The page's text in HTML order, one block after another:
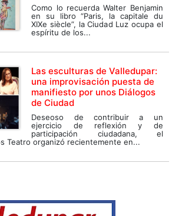
Como lo recuerda Walter Benjamin
en su libro “Paris, la capitale du
XIXe siècle”, la Ciudad Luz ocupa el
espíritu de los...
Las esculturas de Valledupar:
una improvisación puesta de
manifiesto por unos Diálogos
de Ciudad
Deseoso de contribuir a un
ejercicio de reflexión y de
participación ciudadana, el
Teatro organizó recientemente en...